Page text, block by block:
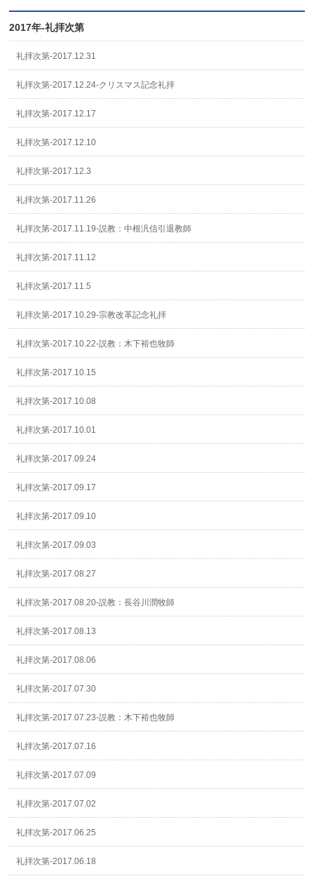
2017年-礼拝次第
礼拝次第-2017.12.31
礼拝次第-2017.12.24-クリスマス記念礼拝
礼拝次第-2017.12.17
礼拝次第-2017.12.10
礼拝次第-2017.12.3
礼拝次第-2017.11.26
礼拝次第-2017.11.19-説教：中根汎信引退教師
礼拝次第-2017.11.12
礼拝次第-2017.11.5
礼拝次第-2017.10.29-宗教改革記念礼拝
礼拝次第-2017.10.22-説教：木下裕也牧師
礼拝次第-2017.10.15
礼拝次第-2017.10.08
礼拝次第-2017.10.01
礼拝次第-2017.09.24
礼拝次第-2017.09.17
礼拝次第-2017.09.10
礼拝次第-2017.09.03
礼拝次第-2017.08.27
礼拝次第-2017.08.20-説教：長谷川潤牧師
礼拝次第-2017.08.13
礼拝次第-2017.08.06
礼拝次第-2017.07.30
礼拝次第-2017.07.23-説教：木下裕也牧師
礼拝次第-2017.07.16
礼拝次第-2017.07.09
礼拝次第-2017.07.02
礼拝次第-2017.06.25
礼拝次第-2017.06.18